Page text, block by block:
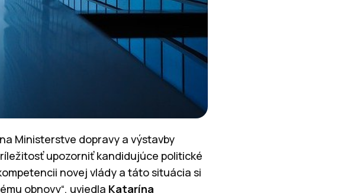
Ministerstve dopravy a výstavby
upozorniť kandidujúce politické
novej vlády a táto situácia si
obnovy“, uviedla Katarína